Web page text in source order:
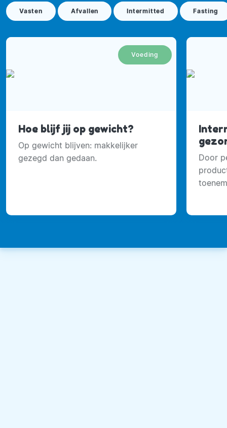
Vasten Afvallen Intermitted Fasting
Voeding
Hoe blijf jij op gewicht?
Op gewicht blijven: makkelijker
gezegd dan gedaan.
Door